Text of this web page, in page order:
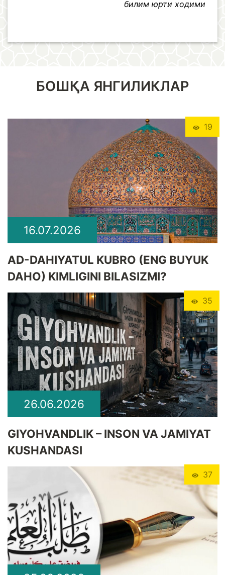
билим юрти ходими
БОШҚА ЯНГИЛИКЛАР
19
16.07.2026
​AD-DAHIYATUL KUBRO (ENG BUYUK
DAHO) KIMLIGINI BILASIZMI?
35
26.06.2026
GIYOHVANDLIK – INSON VA JAMIYAT
KUSHANDASI
37